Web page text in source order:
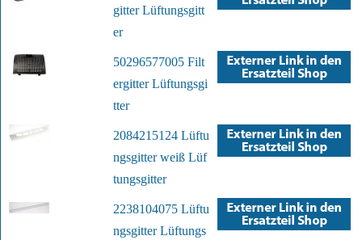
gitter Lüftungsgitt
er
50296577005 Filt
ergitter Lüftungsgi
tter
2084215124 Lüftu
ngsgitter weiß Lüf
tungsgitter
2238104075 Lüftu
ngsgitter Lüftungs